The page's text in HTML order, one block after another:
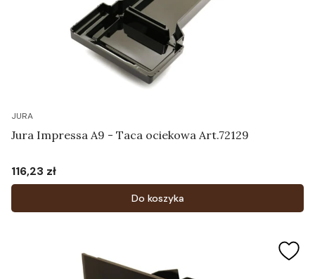
JURA
Jura Impressa A9 - Taca ociekowa Art.72129
Cena
116,23 zł
Do koszyka